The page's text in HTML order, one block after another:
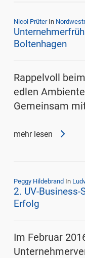
Nicol Prüter In
Boltenhagen
Rappelvoll
edlen
Gemeinsam
mehr lesen
Peggy Hildebrand In
2. UV-
Erfolg
Im Februar